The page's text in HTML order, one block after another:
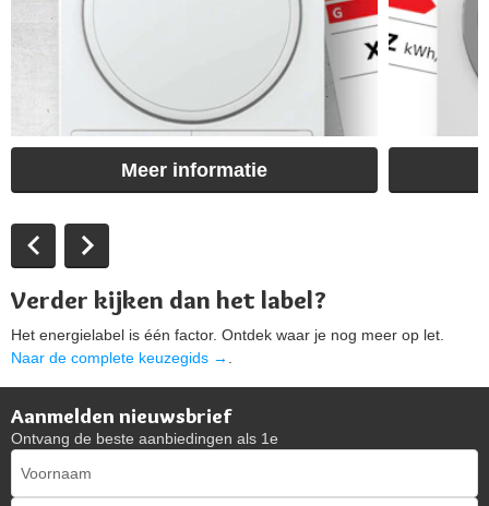
Meer informatie
Verder kijken dan het label?
Het energielabel is één factor. Ontdek waar je nog meer op let.
Naar de complete keuzegids →
Aanmelden nieuwsbrief
Ontvang de beste aanbiedingen als 1e